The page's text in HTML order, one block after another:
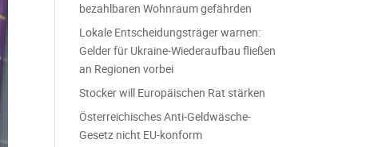
bezahlbaren Wohnraum gefährden
Lokale Entscheidungsträger warnen:
Gelder für Ukraine-Wiederaufbau fließen
an Regionen vorbei
Stocker will Europäischen Rat stärken
Österreichisches Anti-Geldwäsche-
Gesetz nicht EU-konform